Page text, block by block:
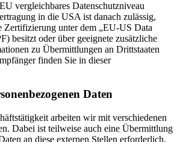
vergleichbares Datenschutzniveau
in die USA ist danach zulässig,
Zertifizierung unter dem „EU-US Data
besitzt oder über geeignete zusätzliche
zu Übermittlungen an Drittstaaten
finden Sie in dieser
Daten
arbeiten wir mit verschiedenen
Dabei ist teilweise auch eine Übermittlung
an diese externen Stellen erforderlich.